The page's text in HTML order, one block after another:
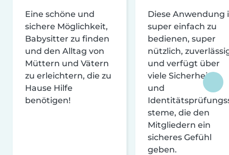
Eine schöne und
sichere Möglichkeit,
Babysitter zu finden
und den Alltag von
Müttern und Vätern
zu erleichtern, die zu
Hause Hilfe
benötigen!
Diese Anwendung
super einfach zu
bedienen, super
nützlich,
und verfügt über
viele Sicherheits-
und
steme, die den
Mitgliedern ein
sicheres Gefühl
geben.